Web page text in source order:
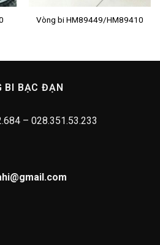
Vòng bi HM89449/HM89410
BI BẠC ĐẠN
– 028.351.53.233